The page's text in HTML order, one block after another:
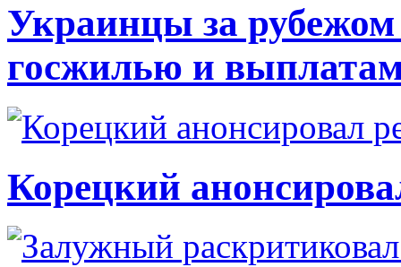
Украинцы за рубежом
госжилью и
Корецкий